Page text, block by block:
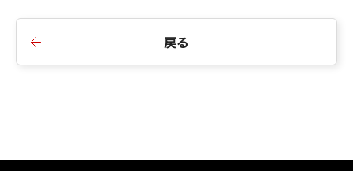
Government End Users shall acquire the
Software with only those rights set forth
戻る